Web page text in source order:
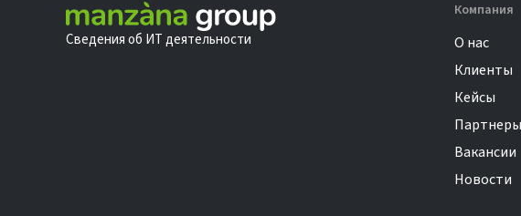
Сведения об ИТ деятельности
Компания
О нас
Клиенты
Кейсы
Партнеры
Вакансии
Новости